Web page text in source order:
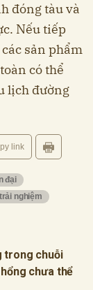
đóng tàu và
Nếu tiếp
sản phẩm
có thể
lịch đường
link
đại
trải nghiệm
trong chuỗi
chưa thể